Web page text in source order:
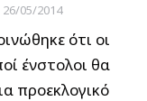
26/05/2014
ότι οι
ένστολοι θα
προεκλογικό